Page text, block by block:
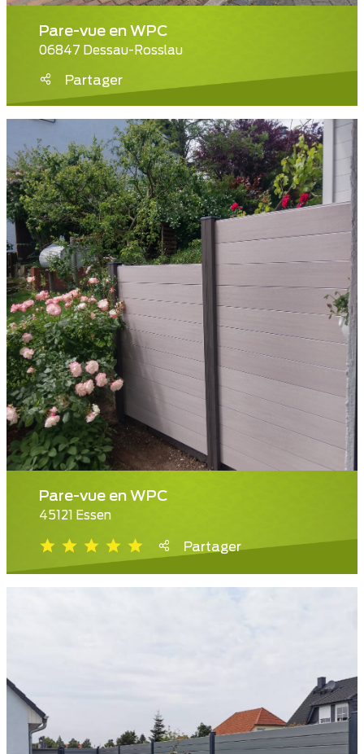
Pare-vue en WPC
06847 Dessau-Rosslau
Partager
Pare-vue en WPC
45121 Essen
Partager